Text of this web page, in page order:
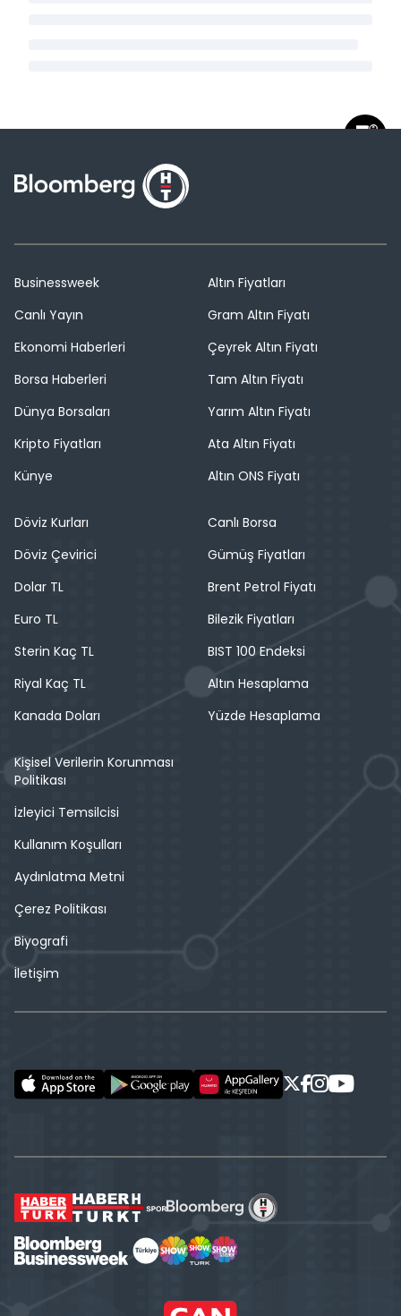
Businessweek
Canlı Yayın
Ekonomi Haberleri
Borsa Haberleri
Dünya Borsaları
Kripto Fiyatları
Künye
Altın Fiyatları
Gram Altın Fiyatı
Çeyrek Altın Fiyatı
Tam Altın Fiyatı
Yarım Altın Fiyatı
Ata Altın Fiyatı
Altın ONS Fiyatı
Döviz Kurları
Döviz Çevirici
Dolar TL
Euro TL
Sterin Kaç TL
Riyal Kaç TL
Kanada Doları
Canlı Borsa
Gümüş Fiyatları
Brent Petrol Fiyatı
Bilezik Fiyatları
BIST 100 Endeksi
Altın Hesaplama
Yüzde Hesaplama
Kişisel Verilerin Korunması
Politikası
İzleyici Temsilcisi
Kullanım Koşulları
Aydınlatma Metni
Çerez Politikası
Biyografi
İletişim